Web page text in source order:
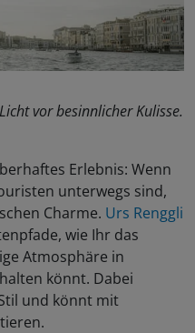
vor besinnlicher Kulisse.
Erlebnis: Wenn
unterwegs sind,
Charme. Urs Renggli
wie Ihr das
Atmosphäre in
könnt. Dabei
und könnt mit